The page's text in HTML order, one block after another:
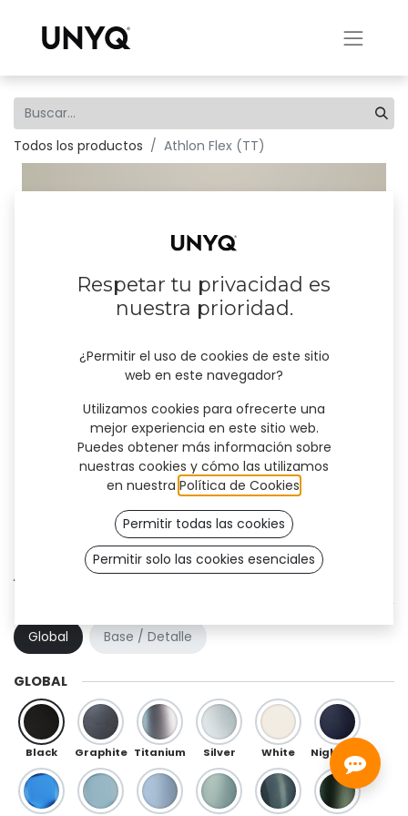
Todos los productos Athlon Flex (TT)
Athlon Flex (TT)
Global
Base / Detalle
GLOBAL
Black Graphite Titanium Silver White
Respetar tu privacidad es
nuestra prioridad.
¿Permitir el uso de cookies de este sitio
web en este navegador?
Utilizamos cookies para ofrecerte una
mejor experiencia en este sitio web.
Puedes obtener más información sobre
nuestras cookies y cómo las utilizamos
en nuestra Política de Cookies
Permitir todas las cookies
Permitir solo las cookies esenciales